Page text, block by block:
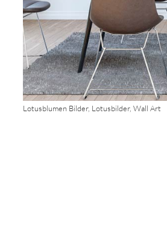
Lotusblumen Bilder, Lotusbilder, Wall Art